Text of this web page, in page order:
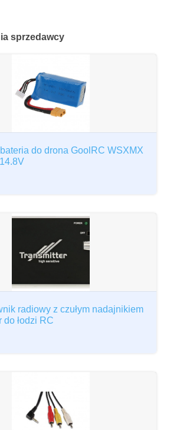
sprzedawcy
do drona GoolRC WSXMX
radiowy z czułym nadajnikiem
do łodzi RC